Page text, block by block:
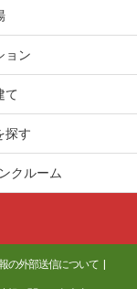
ョン
て
探す
クルーム
の外部送信について